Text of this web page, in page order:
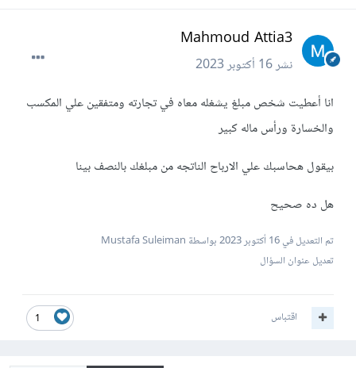
Mahmoud Attia3
نشر16 أكتوبر 2023
انا أعطيت شخص مبلغ يشغله معاه في تجارته ومتفقين علي المكسب
والخسارة ورأس ماله كبير
بيقول هحاسبك علي الارباح الناتجه من مبلغك بالنصف بينا
هل ده صحيح
تم التعديل في16 أكتوبر 2023
بواسطة Mustafa Suleiman
تعديل عنوان السؤال
1 اقتباس